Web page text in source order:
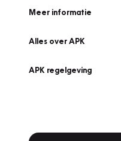
Meer informatie
Alles over APK
APK regelgeving